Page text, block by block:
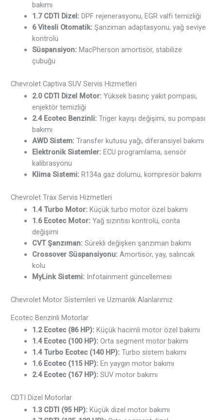
bakımı
1.7 CDTI Dizel: DPF rejenerasyonu, EGR valfi temizliği
6 Vitesli Otomatik: Şanzıman adaptasyonu, yağ seviye
kontrolü
Süspansiyon: MacPherson amortisör, stabilize
çubuğu
Chevrolet Captiva SUV Servis Hizmetleri
2.0 CDTI Dizel Motor: Yüksek basınç yakıt pompası,
enjektör temizliği
2.4 Ecotec Benzinli: Triger kayışı değişimi, su pompası
bakımı
AWD Sistem: Transfer kutusu yağı, diferansiyel bakımı
Elektronik Sistemler: ECU programlama, sensör
kalibrasyonu
Klima Sistemi: R134a gaz dolumu, kompresör bakımı
Chevrolet Trax Servis Hizmetleri
1.4 Turbo Motor: Küçük turbo motor özel bakımı
1.6 Ecotec Motor: Yağ sızıntısı kontrolü, conta
değişimi
CVT Şanzıman: Sürekli değişken şanzıman bakımı
Crossover Süspansiyonu: Amortisör, yay, salıncak
kolu
MyLink Sistemi: Infotainment güncellemesi
Chevrolet Motor Sistemleri ve Uzmanlık Alanlarımız
Ecotec Benzinli Motorlar
1.2 Ecotec (86 HP): Küçük hacimli motor özel bakımı
1.4 Ecotec (100 HP): Orta segment motor bakımı
1.4 Turbo Ecotec (140 HP): Turbo sistem bakımı
1.6 Ecotec (115 HP): En yaygın motor bakımı
2.4 Ecotec (167 HP): SUV motor bakımı
CDTI Dizel Motorlar
1.3 CDTI (95 HP): Küçük dizel motor bakımı